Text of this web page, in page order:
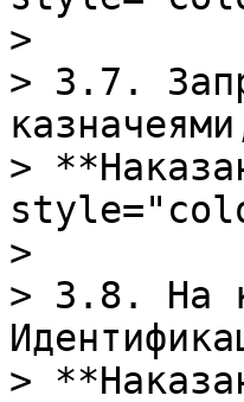
>
> 3.7.
>
>
> 3.8. На
>